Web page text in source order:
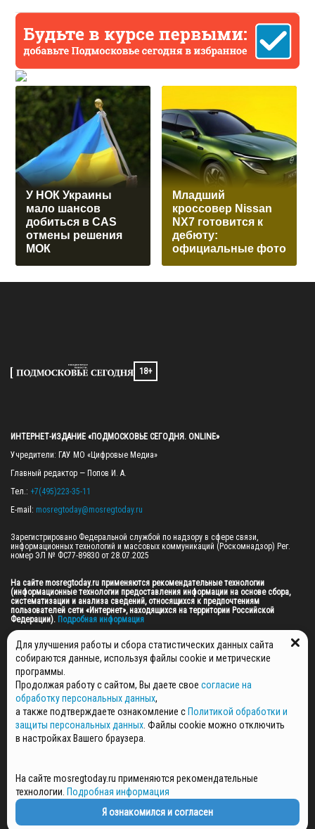
У НОК Украины
мало шансов
добиться в CAS
отмены решения
МОК
Младший
кроссовер Nissan
NX7 готовится к
дебюту:
официальные фото
18+
ИНТЕРНЕТ-ИЗДАНИЕ «ПОДМОСКОВЬЕ СЕГОДНЯ. ONLINE»
Учредители: ГАУ МО «Цифровые Медиа»
Главный редактор — Попов И. А.
Тел.: +7(495)223-35-11
E-mail: mosregtoday@mosregtoday.ru
Зарегистрировано Федеральной службой по надзору в сфере связи,
информационных технологий и массовых коммуникаций (Роскомнадзор) Рег.
номер ЭЛ № ФС77-89830 от 28.07.2025
На сайте mosregtoday.ru применяются рекомендательные технологии
(информационные технологии предоставления информации на основе сбора,
систематизации и анализа сведений, относящихся к предпочтениям
пользователей сети «Интернет», находящихся на территории Российской
Федерации). Подробная информация
© 2026 ПРАВА НА ВСЕ МАТЕРИАЛЫ САЙТА ПРИНАДЛЕЖАТ ГАУ МО "ЦИФРОВЫЕ
МЕДИА" (ОГРН: 1255000059467).
ПОЛИТИКА ОБРАБОТКИ И ЗАЩИТЫ ПЕРСОНАЛЬНЫХ ДАННЫХ
НОВОСТИ
ГАЗЕТЫ
РЕКЛАМОДАТЕЛЯМ
СПЕЦПРОЕКТЫ
СТАТЬИ
ПОЛИТИКА КОНФИДЕНЦИАЛЬНОСТИ
Для улучшения работы и сбора статистических данных сайта
собираются данные, используя файлы cookie и метрические
программы.
Продолжая работу с сайтом, Вы даете свое согласие на
обработку персональных данных,
а также подтверждаете ознакомление с Политикой обработки и
защиты персональных данных . Файлы cookie можно отключить
в настройках Вашего браузера.
На сайте mosregtoday.ru применяются рекомендательные
технологии. Подробная информация
Я ознакомился и согласен